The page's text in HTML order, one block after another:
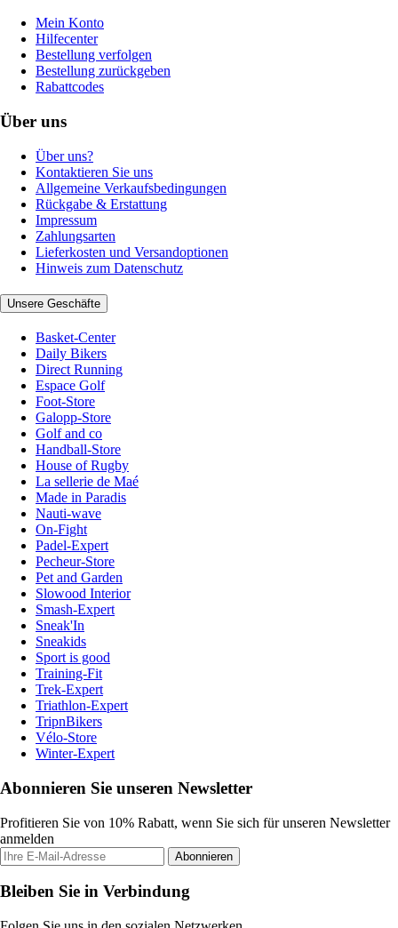
Mein Konto
Hilfecenter
Bestellung verfolgen
Bestellung zurückgeben
Rabattcodes
Über uns
Über uns?
Kontaktieren Sie uns
Allgemeine Verkaufsbedingungen
Rückgabe & Erstattung
Impressum
Zahlungsarten
Lieferkosten und Versandoptionen
Hinweis zum Datenschutz
Unsere Geschäfte
Basket-Center
Daily Bikers
Direct Running
Espace Golf
Foot-Store
Galopp-Store
Golf and co
Handball-Store
House of Rugby
La sellerie de Maé
Made in Paradis
Nauti-wave
On-Fight
Padel-Expert
Pecheur-Store
Pet and Garden
Slowood Interior
Smash-Expert
Sneak'In
Sneakids
Sport is good
Training-Fit
Trek-Expert
Triathlon-Expert
TripnBikers
Vélo-Store
Winter-Expert
Abonnieren Sie unseren Newsletter
Profitieren Sie von 10% Rabatt, wenn Sie sich für unseren Newsletter
anmelden
Abonnieren
Bleiben Sie in Verbindung